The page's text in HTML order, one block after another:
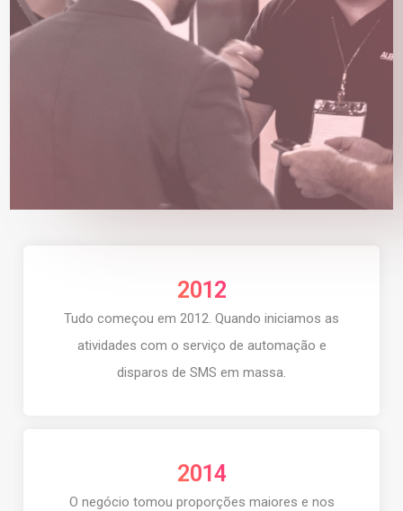
2012
Tudo começou em 2012. Quando iniciamos as
atividades com o serviço de automação e
disparos de SMS em massa.
2014
O negócio tomou proporções maiores e nos